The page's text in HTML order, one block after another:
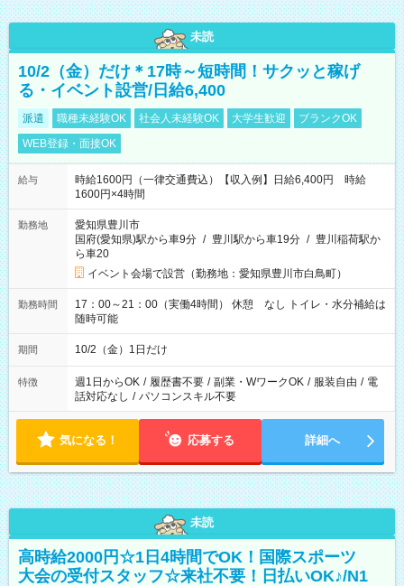
未読
10/2（金）だけ＊17時～短時間！サクッと稼げ
る・イベント設営/日給6,400
派遣 職種未経験OK 社会人未経験OK 大学生歓迎
ブランクOK
WEB登録・面接OK
給与
時給1600円（一律交通費込）【収入例】日給6,400円 時給
1600円×4時間
勤務地
愛知県豊川市
国府(愛知県)駅から車9分 / 豊川駅から車19分 / 豊川稲荷駅か
ら車20
イベント会場で設営（勤務地：愛知県豊川市白鳥町）
勤務時間
17：00～21：00（実働4時間） 休憩 なし トイレ・水分補給は
随時可能
期間 10/2（金）1日だけ
特徴 週1日からOK / 履歴書不要 / 副業・WワークOK / 服装自由 / 電
話対応なし / パソコンスキル不要
気になる！ 応募する 詳細へ
未読
高時給2000円☆1日4時間でOK！国際スポーツ
大会の受付スタッフ☆来社不要！日払いOK♪/N1